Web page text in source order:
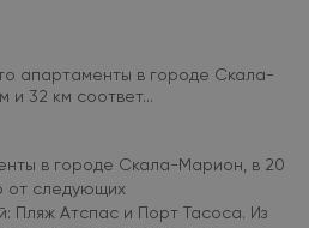
апартаменты в городе Скала-
и 32 км соответ...
в городе Скала-Марион, в 20
от следующих
Пляж Атспас и Порт Тасоса. Из